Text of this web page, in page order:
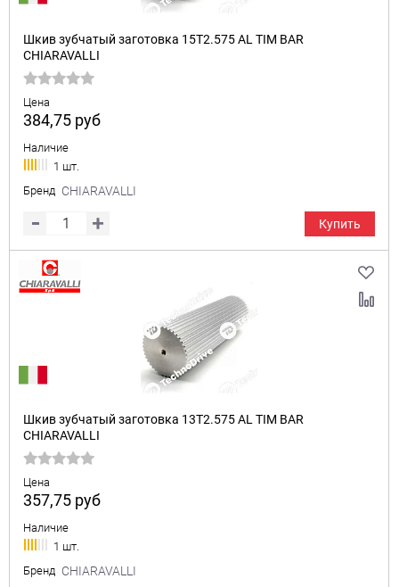
Шкив зубчатый заготовка 15T2.575 AL TIM BAR
CHIARAVALLI
Цена
384,75 руб
Наличие
1 шт.
Бренд CHIARAVALLI
Купить
Шкив зубчатый заготовка 13T2.575 AL TIM BAR
CHIARAVALLI
Цена
357,75 руб
Наличие
1 шт.
Бренд CHIARAVALLI